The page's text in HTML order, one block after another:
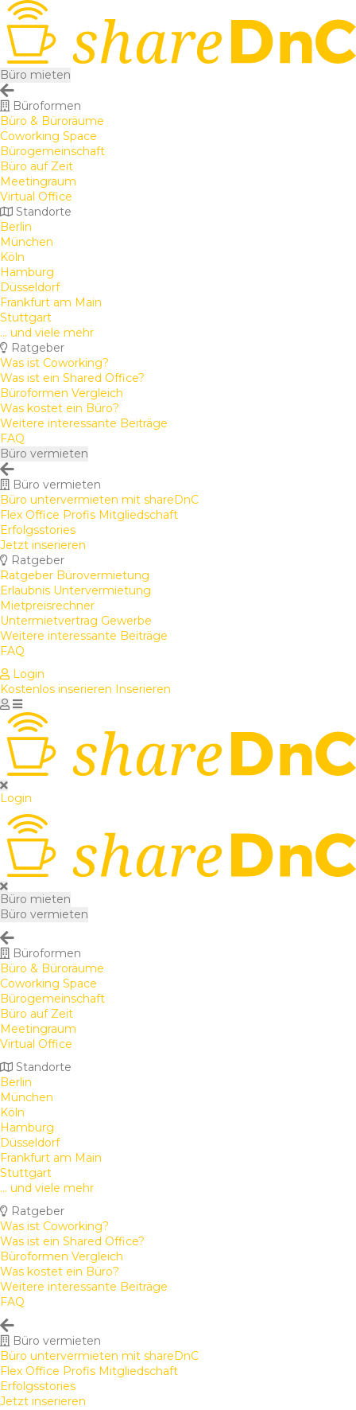
Büro mieten
Büroformen
Büro & Büroräume
Coworking Space
Bürogemeinschaft
Büro auf Zeit
Meetingraum
Virtual Office
Standorte
Berlin
München
Köln
Hamburg
Düsseldorf
Frankfurt am Main
Stuttgart
... und viele mehr
Ratgeber
Was ist Coworking?
Was ist ein Shared Office?
Büroformen Vergleich
Was kostet ein Büro?
Weitere interessante Beiträge
FAQ
Büro vermieten
Büro vermieten
Büro untervermieten mit shareDnC
Flex Office Profis Mitgliedschaft
Erfolgsstories
Jetzt inserieren
Ratgeber
Ratgeber Bürovermietung
Erlaubnis Untervermietung
Mietpreisrechner
Untermietvertrag Gewerbe
Weitere interessante Beiträge
FAQ
Login
Kostenlos inserieren Inserieren
Login
Büro mieten
Büro vermieten
Büroformen
Büro & Büroräume
Coworking Space
Bürogemeinschaft
Büro auf Zeit
Meetingraum
Virtual Office
Standorte
Berlin
München
Köln
Hamburg
Düsseldorf
Frankfurt am Main
Stuttgart
... und viele mehr
Ratgeber
Was ist Coworking?
Was ist ein Shared Office?
Büroformen Vergleich
Was kostet ein Büro?
Weitere interessante Beiträge
FAQ
Büro vermieten
Büro untervermieten mit shareDnC
Flex Office Profis Mitgliedschaft
Erfolgsstories
Jetzt inserieren